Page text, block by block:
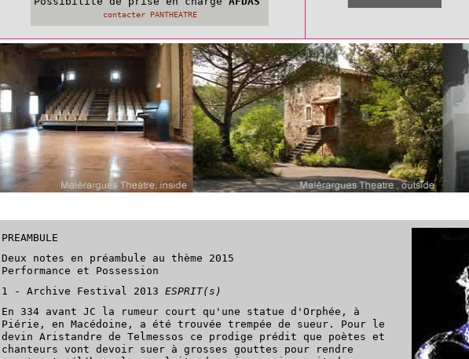
contacter PANTHEATRE
PREAMBULE
Deux notes en préambule au thème 2015
Performance et Possession
1 - Archive Festival 2013 ESPRIT(s)
En 334 avant JC la rumeur court qu'une statue d'Orphée, à
Piérie, en Macédoine, a été trouvée trempée de sueur. Pour le
devin Aristandre de Telmessos ce prodige prédit que poètes et
chanteurs vont devoir suer à grosses gouttes pour rendre